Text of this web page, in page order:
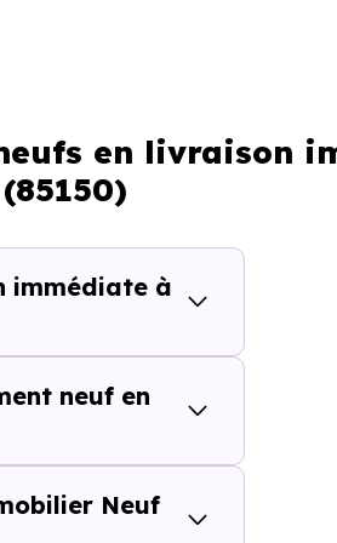
avez une contrainte de
une
imprécise peut vous
auxlogements neufs
en livraison
(85150)
immédiate à
neuf en
Neuf